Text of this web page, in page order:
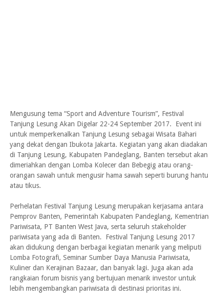
Mengusung tema “Sport and Adventure Tourism”, Festival
Tanjung Lesung Akan Digelar 22-24 September 2017. Event ini
untuk memperkenalkan Tanjung Lesung sebagai Wisata Bahari
yang dekat dengan Ibukota Jakarta. Kegiatan yang akan diadakan
di Tanjung Lesung, Kabupaten Pandeglang, Banten tersebut akan
dimeriahkan dengan Lomba Kolecer dan Bebegig atau orang-
orangan sawah untuk mengusir hama sawah seperti burung hantu
atau tikus.
Perhelatan Festival Tanjung Lesung merupakan kerjasama antara
Pemprov Banten, Pemerintah Kabupaten Pandeglang, Kementrian
Pariwisata, PT Banten West Java, serta seluruh stakeholder
pariwisata yang ada di Banten. Festival Tanjung Lesung 2017
akan didukung dengan berbagai kegiatan menarik yang meliputi
Lomba Fotografi, Seminar Sumber Daya Manusia Pariwisata,
Kuliner dan Kerajinan Bazaar, dan banyak lagi. Juga akan ada
rangkaian forum bisnis yang bertujuan menarik investor untuk
lebih mengembangkan pariwisata di destinasi prioritas ini.